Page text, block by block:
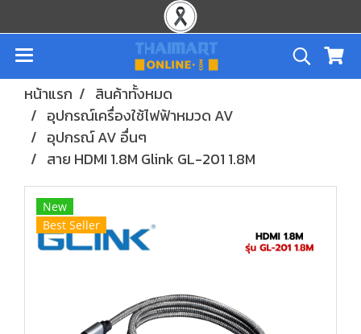
หน้าแรก
สินค้าทั้งหมด
อุปกรณ์เครื่องใช้ไฟฟ้าหมวด AV
อุปกรณ์ AV อื่นๆ
สาย HDMI 1.8M Glink GL-201 1.8M
New
Best Seller